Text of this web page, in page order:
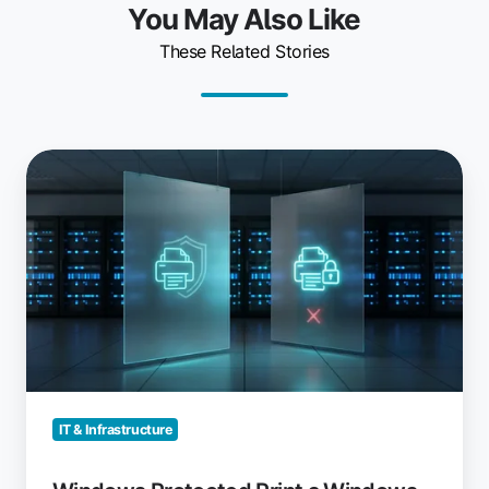
You May Also Like
These Related Stories
Windows
Protected
Print
a
Windows
Ready
Print:
zmieniło
IT & Infrastructure